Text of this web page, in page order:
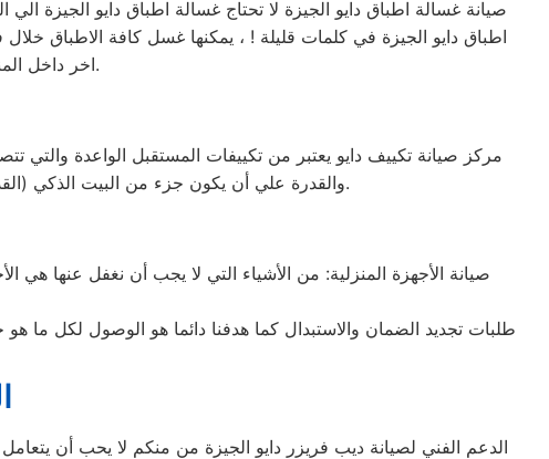
صيانة غسالة اطباق دايو الجيزة لا تحتاج غسالة اطباق دايو الجيزة
اخر داخل المنزل ويمكنك الاعتماد عليها تماماً في تنظيف الأواني والاطباق بضغطة زر.
مركز صيانة تكييف دايو يعتبر من تكييفات المستقبل الواعدة والتي
والقدرة علي أن يكون جزء من البيت الذكي (القدرة علي الإتصال بخدمة الواي فاي) والكثير الكثير من المميزات الاخري التي تميزه عن غيرة من التكييفات.
صيانة الأجهزة المنزلية: من الأشياء التي لا يجب أن نغفل عنها هي
طلبات تجديد الضمان والاستبدال كما هدفنا دائما هو الوصول لكل
الدعم الفني لصيانة ديب فريزر دايو الجيزة من منكم لا يحب أن